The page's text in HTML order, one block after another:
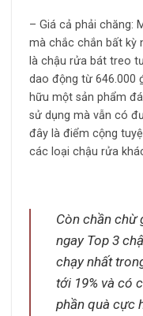
– Giá cả phải chăng:
mà chắc chắn bất kỳ
là chậu rửa bát treo
dao động từ 646.000
hữu một sản phẩm
sử dụng mà vẫn có
đây là điểm cộng
các loại chậu rửa
Còn chần chừ
ngay Top 3
chạy nhất
tới 19% và có
phần quà cực